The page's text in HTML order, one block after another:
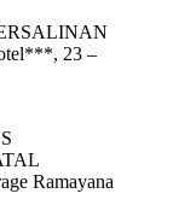
23 –
Ramayana